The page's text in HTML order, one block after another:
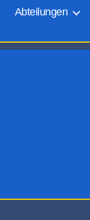
Abteilungen